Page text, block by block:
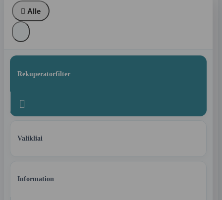
 Alle
Rekuperatorfilter

Valikliai
Information